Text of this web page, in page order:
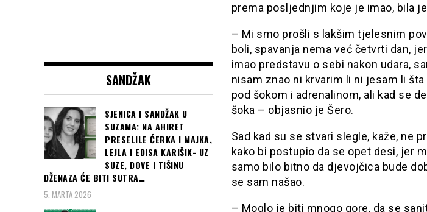
prema posljednjim koje je imao, bila
– Mi smo prošli s lakšim tjelesnim
boli, spavanja nema već četvrti dan,
imao predstavu o sebi nakon udara,
nisam znao ni krvarim li ni jesam li
pod šokom i adrenalinom, ali kad se
šoka – objasnio je Šero.
Sad kad su se stvari slegle, kaže, ne
kako bi postupio da se opet desi, jer
samo bilo bitno da djevojčica bude
se sam našao.
– Moglo je biti mnogo gore, da se
SANDŽAK
SJENICA I SANDŽAK U
SUZAMA: NA AHIRET
PRESELILE ĆERKA I MAJKA,
LEJLA I EDISA KARIŠIK- UZ
SUZE, DOVE I TIŠINU
DŽENAZA ĆE BITI SUTRA…
5. MARTA 2026